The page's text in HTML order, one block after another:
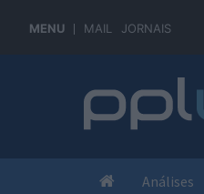
MENU MAIL JORNAIS
Análises